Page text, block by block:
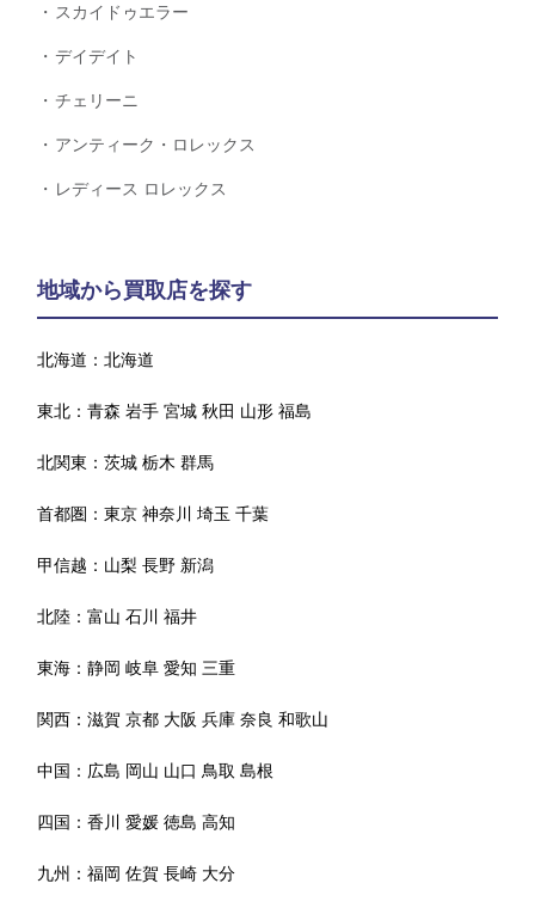
スカイドゥエラー
デイデイト
チェリーニ
アンティーク・ロレックス
レディース ロレックス
地域から買取店を探す
北海道：北海道
東北：青森 岩手 宮城 秋田 山形 福島
北関東：茨城 栃木 群馬
首都圏：東京 神奈川 埼玉 千葉
甲信越： 山梨 長野 新潟
北陸：富山 石川 福井
東海：静岡 岐阜 愛知 三重
関西：滋賀 京都 大阪 兵庫 奈良 和歌山
中国： 広島 岡山 山口 鳥取 島根
四国：香川 愛媛 徳島 高知
九州：福岡 佐賀 長崎 大分